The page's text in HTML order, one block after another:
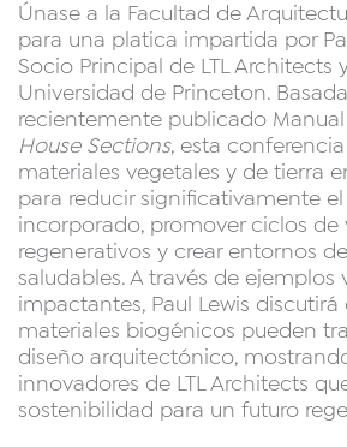
Únase a la Facultad de
para una platica impartida por
Socio Principal de LTL Architects
Universidad de Princeton.
recientemente publicado
House Sections, esta
materiales vegetales y de tierra
para reducir significativamente
incorporado, promover ciclos de
regenerativos y crear entornos
saludables. A través de ejemplos
impactantes, Paul Lewis
materiales biogénicos pueden
diseño arquitectónico,
innovadores de LTL Architects
sostenibilidad para un futuro